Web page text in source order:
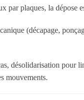
par plaques, la dépose
(décapage,
désolidarisation pour
mouvements.